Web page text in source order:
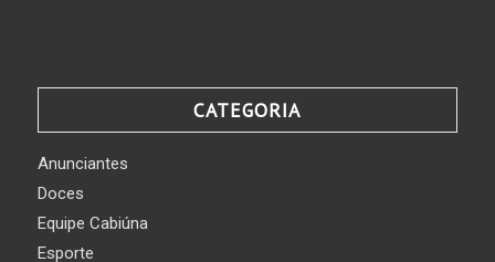
CATEGORIA
Anunciantes
Doces
Equipe Cabiúna
Esporte